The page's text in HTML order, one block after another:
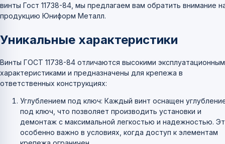
винты Гост 11738-84, мы предлагаем вам обратить внимание
продукцию Юниформ Металл.
Уникальные характеристики
Винты ГОСТ 11738-84 отличаются высокими
характеристиками и предназначены для крепежа в
ответственных конструкциях:
Углублением под ключ: Каждый винт оснащен
под ключ, что позволяет производить установки и
демонтаж с максимальной легкостью и надежностью.
особенно важно в условиях, когда доступ к элементам